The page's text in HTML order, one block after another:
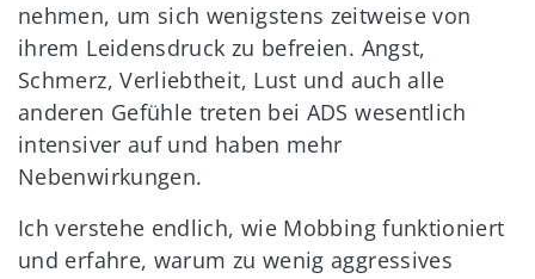
nehmen, um sich wenigstens zeitweise von
ihrem Leidensdruck zu befreien. Angst,
Schmerz, Verliebtheit, Lust und auch alle
anderen Gefühle treten bei ADS wesentlich
intensiver auf und haben mehr
Nebenwirkungen.
Ich verstehe endlich, wie Mobbing funktioniert
und erfahre, warum zu wenig aggressives